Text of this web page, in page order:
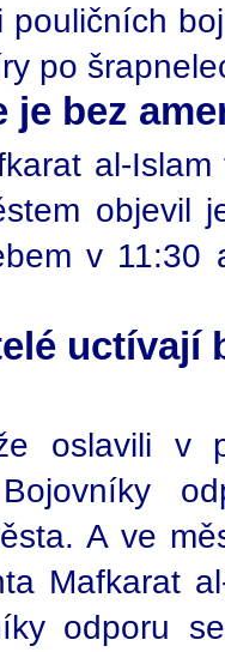
pouličních
po
je bez
al-
objevil
v 11:30
uctívají
oslavili v
A ve
Mafkarat
odporu